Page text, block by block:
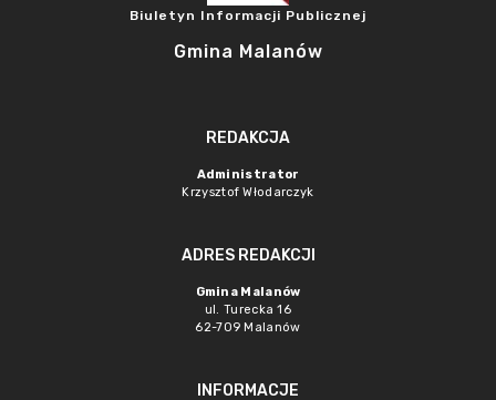
Biuletyn Informacji Publicznej
Gmina Malanów
REDAKCJA
Administrator
Krzysztof Włodarczyk
ADRES REDAKCJI
Gmina Malanów
ul. Turecka 16
62-709 Malanów
INFORMACJE